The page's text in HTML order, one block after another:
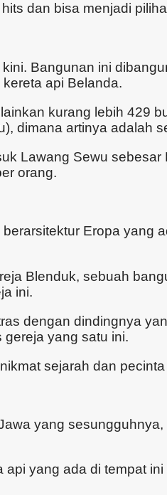
dan bisa menjadi
Bangunan ini
api Belanda.
kurang lebih 429
dimana artinya adalah
Lawang Sewu
orang.
Eropa yang
Blenduk, sebuah
ini.
dengan dindingnya
yang satu ini.
sejarah dan
yang
yang ada di tempat